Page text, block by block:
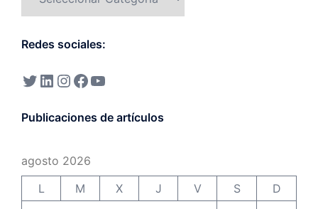
Redes sociales:
Publicaciones de artículos
agosto 2026
L
M X J V S
D